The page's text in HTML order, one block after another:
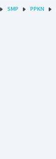
SMP PPKN